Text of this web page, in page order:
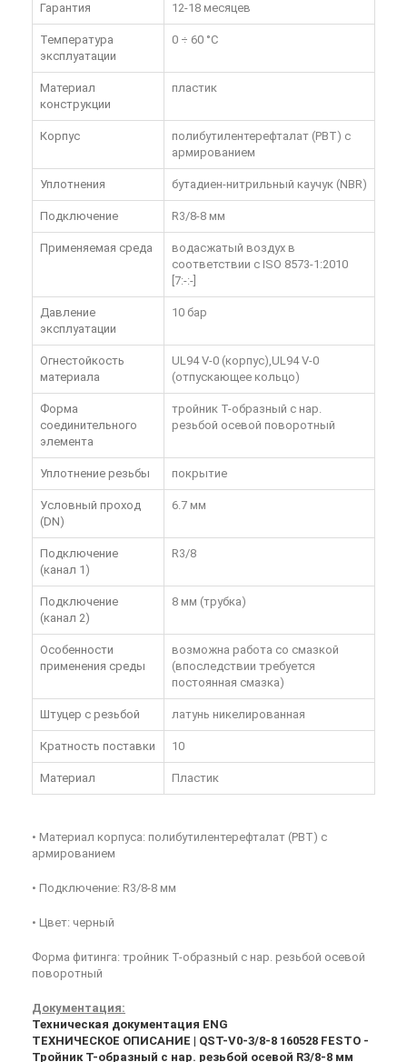
Гарантия 12-18 месяцев
Температура
эксплуатации
0 ÷ 60 °C
Материал
конструкции
пластик
Корпус
полибутилентерефталат (PBT) с
армированием
Уплотнения бутадиен-нитрильный каучук (NBR)
Подключение R3/8-8 мм
Применяемая среда
водасжатый воздух в
соответствии с ISO 8573-1:2010
[7:-:-]
Давление
эксплуатации
10 бар
Огнестойкость
материала
UL94 V-0 (корпус),UL94 V-0
(отпускающее кольцо)
Форма
соединительного
элемента
тройник T-образный с нар.
резьбой осевой поворотный
Уплотнение резьбы покрытие
Условный проход
(DN)
6.7 мм
Подключение
(канал 1)
R3/8
Подключение
(канал 2)
8 мм (трубка)
Особенности
применения среды
возможна работа со смазкой
(впоследствии требуется
постоянная смазка)
Штуцер с резьбой латунь никелированная
Кратность поставки 10
Материал Пластик
• Материал корпуса: полибутилентерефталат (PBT) с
армированием
• Подключение: R3/8-8 мм
• Цвет: черный
Форма фитинга: тройник T-образный с нар. резьбой осевой
поворотный
Документация:
Техническая документация ENG
ТЕХНИЧЕСКОЕ ОПИСАНИЕ | QST-V0-3/8-8 160528 FESTO -
Тройник T-образный с нар. резьбой осевой R3/8-8 мм